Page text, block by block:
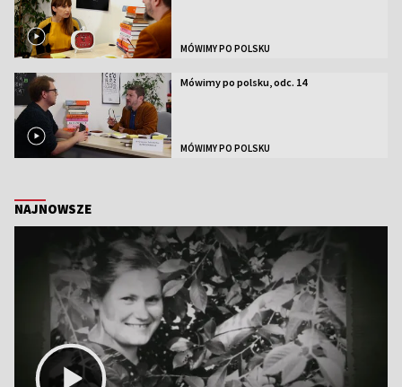
MÓWIMY PO POLSKU
Mówimy po polsku, odc. 14
MÓWIMY PO POLSKU
NAJNOWSZE